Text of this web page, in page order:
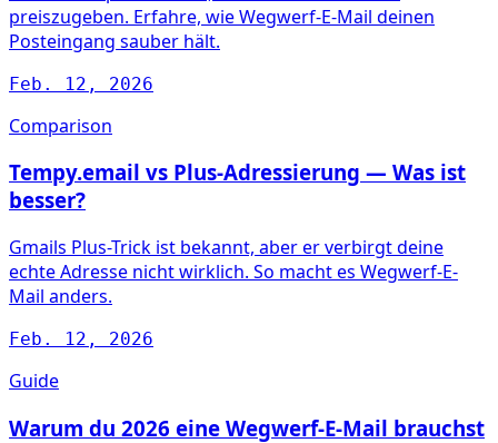
preiszugeben. Erfahre, wie Wegwerf-E-Mail deinen
Posteingang sauber hält.
Feb. 12, 2026
Comparison
Tempy.email vs Plus-Adressierung — Was ist
besser?
Gmails Plus-Trick ist bekannt, aber er verbirgt deine
echte Adresse nicht wirklich. So macht es Wegwerf-E-
Mail anders.
Feb. 12, 2026
Guide
Warum du 2026 eine Wegwerf-E-Mail brauchst